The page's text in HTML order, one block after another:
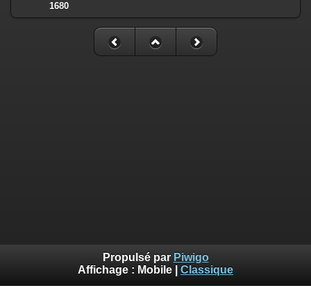
1680
Propulsé par Piwigo
Affichage : Mobile Classique